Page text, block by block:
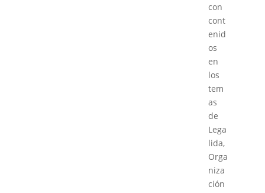
con
cont
enid
os
en
los
tem
as
de
Lega
lida,
Orga
niza
ción